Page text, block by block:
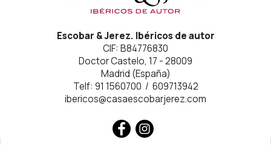
Escobar & Jerez. Ibéricos de autor
CIF: B84776830
Doctor Castelo, 17 - 28009
Madrid (España)
Telf: 91 1560700 / 609713942
ibericos@casaescobarjerez.com